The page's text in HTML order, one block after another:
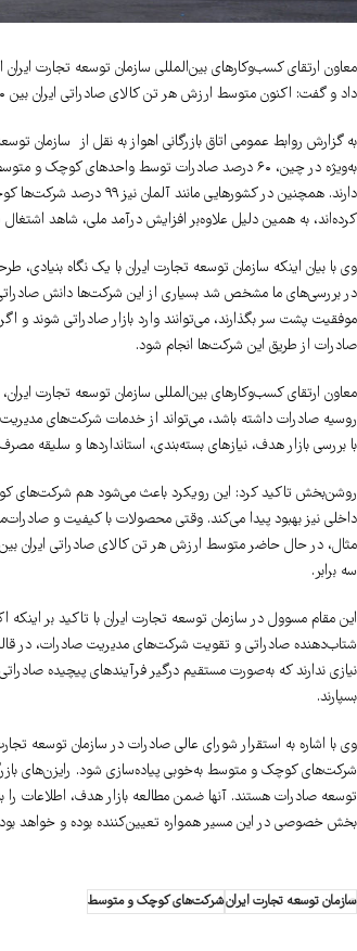
معاون ارتقای کسب‌وکارهای بین‌المللی سازمان توسعه تجارت
داد و گفت: اکنون متوسط ارزش هر تن کالای صادراتی ایران بین ۳۷۰ تا ۳۸۰ دلار است و اگر خام‌فروشی کنار گذاشته شود، این عدد می‌تواند به حدود ۱۲۰۰ دلار برسد.
به گزارش روابط عمومی اتاق بازرگانی اهواز به نقل از سازمان
دارند. همچنین در
کرده‌اند، به همین دلیل علاوه‌بر افزایش درآمد ملی، شاهد اشتغال
وی با بیان اینکه سازمان توسعه تجارت ایران با یک نگاه
در بررسی‌های ما مشخص شد بسیاری از این شرکت‌ها دانش صادراتی
صادرات از طریق این شرکت‌ها انجام شود.
معاون ارتقای کسب‌وکارهای بین‌المللی سازمان توسعه تجارت
روسیه صادرات داشته باشد، می‌تواند از خدمات شرکت‌های
با بررسی بازار هدف، نیازهای بسته‌بندی، استانداردها و سلیقه
روشن‌بخش تاکید کرد: این رویکرد باعث می‌شود هم شرکت‌های
داخلی نیز بهبود پیدا می‌کند. وقتی محصولات با کیفیت و
سه برابر.
این مقام مسوول در سازمان توسعه تجارت ایران با تاکید بر
شتاب‌دهنده صادراتی و تقویت شرکت‌های مدیریت صادرات، در
نیازی ندارند که به‌صورت مستقیم درگیر فرآیندهای پیچیده
بسپارند.
وی با اشاره به استقرار شورای عالی صادرات در سازمان توسعه
شرکت‌های کوچک و متوسط به‌خوبی پیاده‌سازی شود. رایزن‌های
توسعه صادرات هستند. آنها ضمن مطالعه بازار هدف، اطلاعات
بخش خصوصی در این مسیر همواره تعیین‌کننده بوده و خواهد
سازمان توسعه تجارت ایرانشرکت‌های کوچک و متوسط